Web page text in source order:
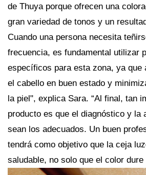
de Thuya porque ofrecen una
gran variedad de tonos y un
Cuando una persona necesita
frecuencia, es fundamental utilizar
específicos para esta zona, ya que
el cabello en buen estado y
la piel", explica Sara. “Al final, tan
producto es que el diagnóstico y la
sean los adecuados. Un buen
tendrá como objetivo que la ceja
saludable, no solo que el color dure